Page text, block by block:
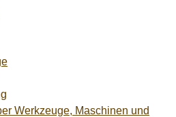
Werkzeuge, Maschinen und